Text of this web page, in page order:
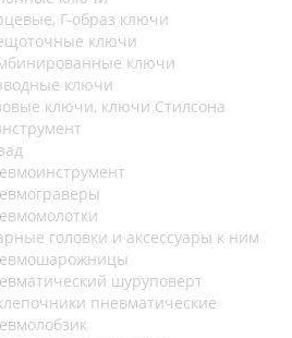
Г-образ ключи
ключи
ключи
ключи
ключи, ключи Стилсона
головки и аксессуары к ним
шуруповерт
пневматические